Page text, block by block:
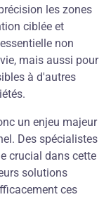
les zones
ciblée et
non
mais aussi pour
à d'autres
un enjeu majeur
Des spécialistes
crucial dans cette
solutions
ces